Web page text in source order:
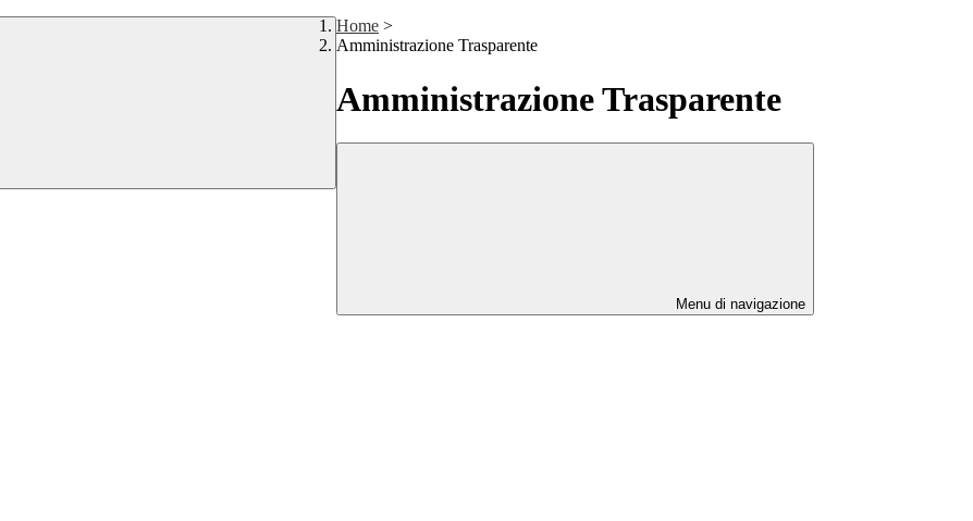
Home >
Amministrazione Trasparente
Amministrazione Trasparente
Menu di navigazione